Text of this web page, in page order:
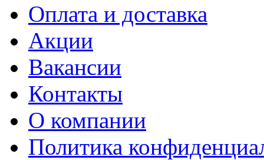
Оплата и доставка
Акции
Вакансии
Контакты
О компании
Политика